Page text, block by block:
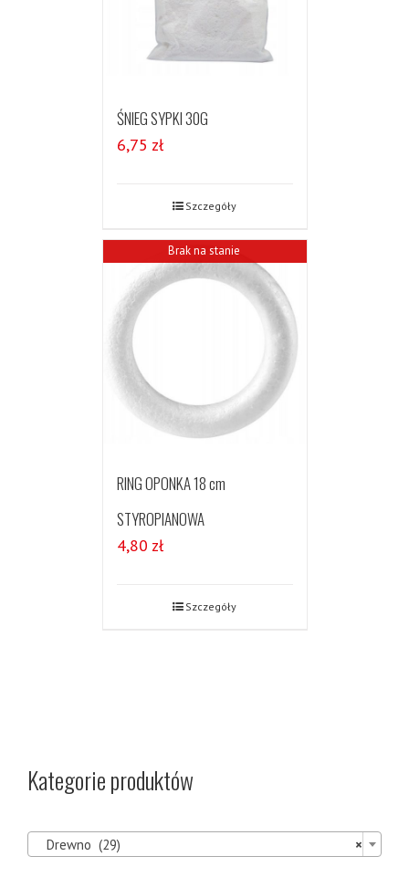
ŚNIEG SYPKI 30G
6,75 zł
Szczegóły
Brak na stanie
RING OPONKA 18 cm
STYROPIANOWA
4,80 zł
Szczegóły
Kategorie produktów
×
Drewno (29)